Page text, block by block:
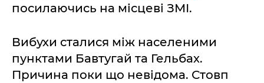
посилаючись на місцеві ЗМІ.
Вибухи сталися між населеними
пунктами Бавтугай та Гельбах.
Причина поки що невідома. Стовп